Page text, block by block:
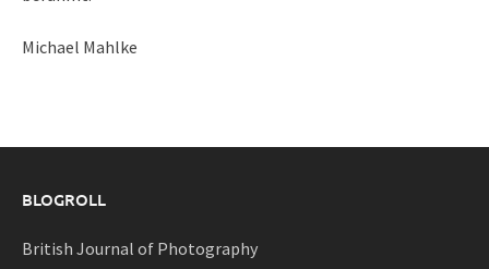
Michael Mahlke
BLOGROLL
British Journal of Photography